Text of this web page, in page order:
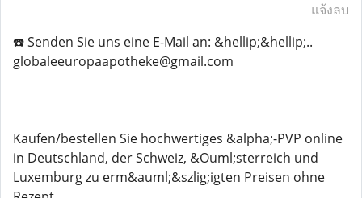
แจ้งลบ
☎️ Senden Sie uns eine E-Mail an: &hellip;&hellip;..
globaleeuropaapotheke@gmail.com
Kaufen/bestellen Sie hochwertiges &alpha;-PVP online
in Deutschland, der Schweiz, &Ouml;sterreich und
Luxemburg zu erm&auml;&szlig;igten Preisen ohne